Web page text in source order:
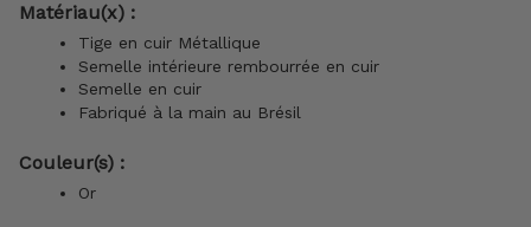
Matériau(x) :
Tige en cuir Métallique
Semelle intérieure rembourrée en cuir
Semelle en cuir
Fabriqué à la main au Brésil
Couleur(s) :
Or